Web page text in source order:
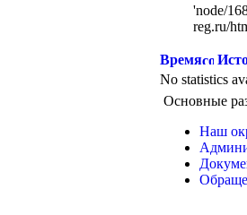
'node/
reg.ru/
Время
No statistics
Основные
Наш